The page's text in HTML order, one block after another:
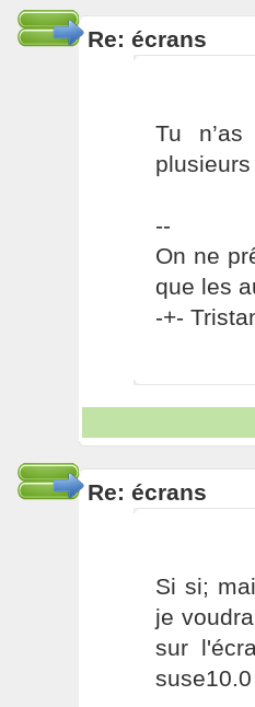
Re: écrans
Tu
--
On ne
que les
-+-
Re: écrans
Si si;
je
sur
suse10.0